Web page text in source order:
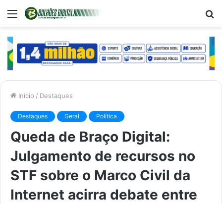
Menu
Início / Destaques
Destaques Geral Política
Queda de Braço Digital:
Julgamento de recursos no
STF sobre o Marco Civil da
Internet acirra debate entre